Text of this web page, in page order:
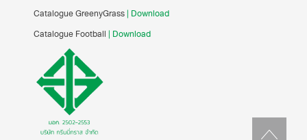
Catalogue GreenyGrass| Download
Catalogue Football | Download